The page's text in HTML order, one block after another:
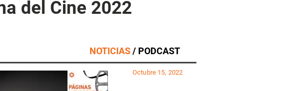
del Cine 2022
NOTICIAS/ PODCAST
Octubre 15, 2022